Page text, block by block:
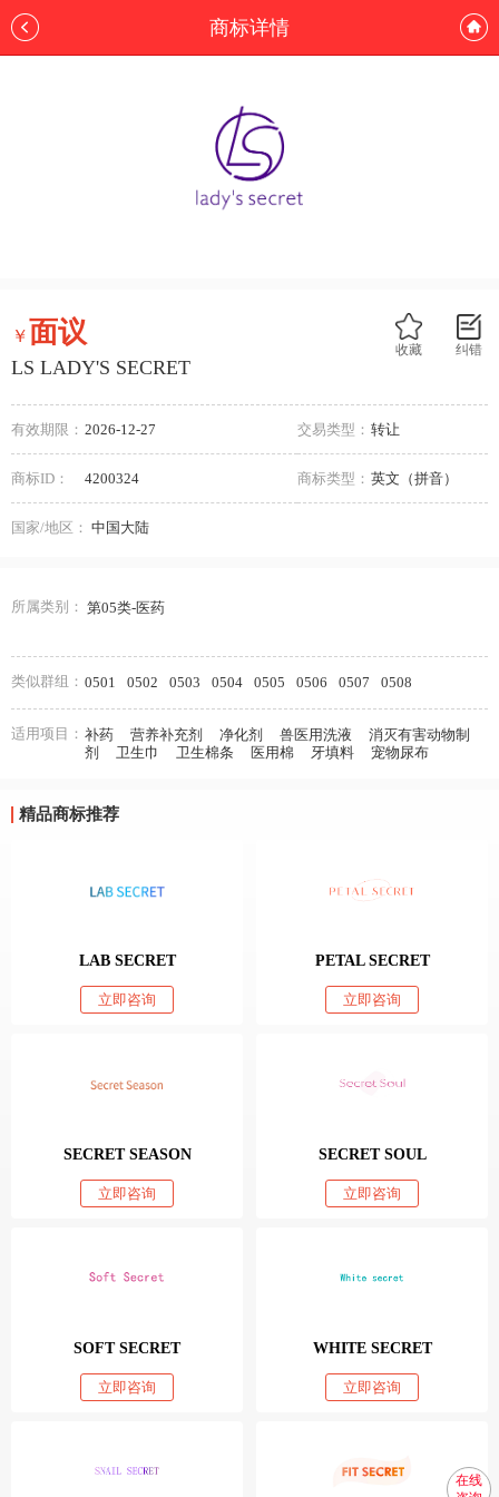
商标详情
纠错
收藏
￥面议
LS LADY'S SECRET
有效期限： 2026-12-27 交易类型： 转让
商标ID： 4200324 商标类型： 英文（拼音）
国家/地区： 中国大陆
所属类别： 第05类-医药
类似群组： 0501 0502 0503 0504 0505 0506 0507 0508
适用项目： 补药 营养补充剂 净化剂 兽医用洗液
消灭有害动物制
剂
卫生巾 卫生棉条 医用棉 牙填料 宠物尿布
精品商标推荐
LAB SECRET
立即咨询
PETAL SECRET
立即咨询
SECRET SEASON
立即咨询
SECRET SOUL
立即咨询
SOFT SECRET
立即咨询
WHITE SECRET
立即咨询
在线